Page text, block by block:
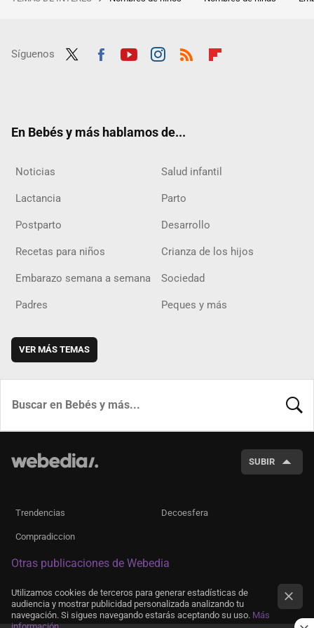
Síguenos
En Bebés y más hablamos de...
Noticias Salud infantil
Lactancia Parto
Postparto Desarrollo
Recetas para niños Crianza de los hijos
Embarazo semana a semana Sociedad
Padres Peques y más
VER MÁS TEMAS
SUBIR
Trendencias Decoesfera
Compradiccion
Otras publicaciones de Webedia
Utilizamos cookies de terceros para generar estadísticas de
audiencia y mostrar publicidad personalizada analizando tu
navegación. Si sigues navegando estarás aceptando su uso. Más